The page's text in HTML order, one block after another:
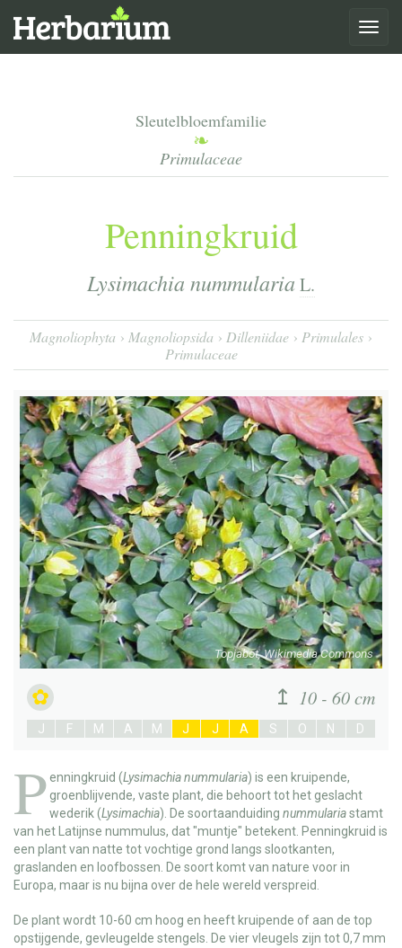
Toggle
Sleutelbloemfamilie
Primulaceae
Penningkruid
Lysimachia nummularia L.
Magnoliophyta Magnoliopsida Dilleniidae
Primulales
Primulaceae
Topjabot, Wikimedia Commons
10 - 60 cm
J F M A M J J A S O N D
P enningkruid (Lysimachia nummularia) is een kruipende,
groenblijvende, vaste plant, die behoort tot het geslacht
wederik (Lysimachia). De soortaanduidingnummulariastamt
van het Latijnse nummulus, dat "muntje" betekent. Penningkruid is
een plant van natte tot vochtige grond langs slootkanten,
graslanden en loofbossen. De soort komt van nature voor in
Europa, maar is nu bijna over de hele wereld verspreid.
De plant wordt 10-60 cm hoog en heeft kruipende of aan de top
opstijgende, gevleugelde stengels. De vier vleugels zijn tot 0,7 mm